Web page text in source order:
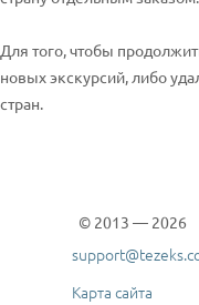
Для того, чтобы
новых экскурсий, либо
стран.
© 2013 — 2026
Карта сайта